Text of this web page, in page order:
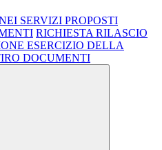
SERVIZI PROPOSTI
RICHIESTA RILASCIO
ESERCIZIO DELLA
DOCUMENTI